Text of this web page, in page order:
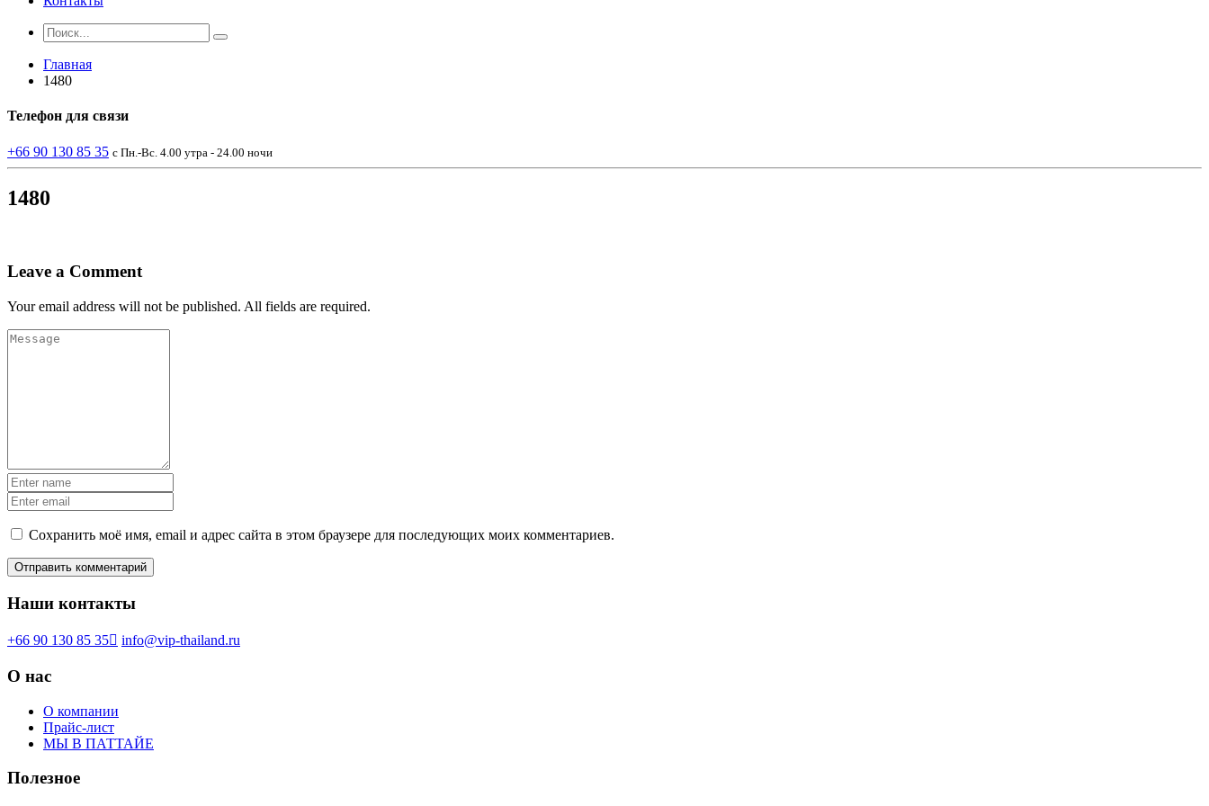
Главная
1480
Телефон для связи
+66 90 130 85 35 с Пн.-Вс. 4.00 утра - 24.00 ночи
1480
Leave a Comment
Your email address will not be published. All fields are required.
Сохранить моё имя, email и адрес сайта в этом браузере для последующих моих комментариев.
Наши контакты
+66 90 130 85 35 info@vip-thailand.ru
О нас
О компании
Прайс-лист
МЫ В ПАТТАЙЕ
Полезное